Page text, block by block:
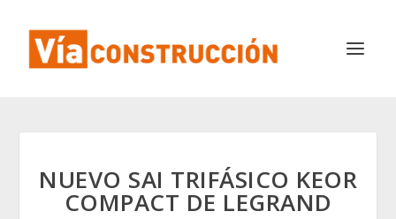
NUEVO SAI TRIFÁSICO KEOR
COMPACT DE LEGRAND